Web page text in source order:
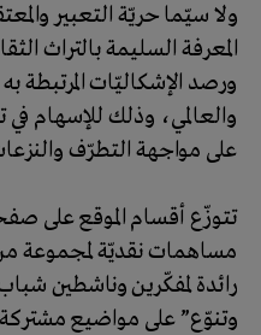
ولا سيّما حريّة التعبير
المعرفة السليمة بالتراث
ورصد الإشكاليّات المرتبطة
والعالمي، وذلك للإسهام
على مواجهة التطرّف
تتوزّع أقسام الموقع على
مساهمات نقديّة لمجموعة
رائدة لمفكّرين وناشطين
وتنوّع” على مواضيع مشتركة